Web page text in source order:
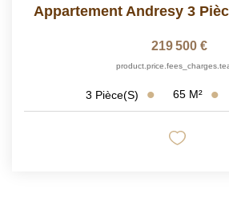
Appartement Andresy 3
219 500 €
3 Pièce(s) 65 M²